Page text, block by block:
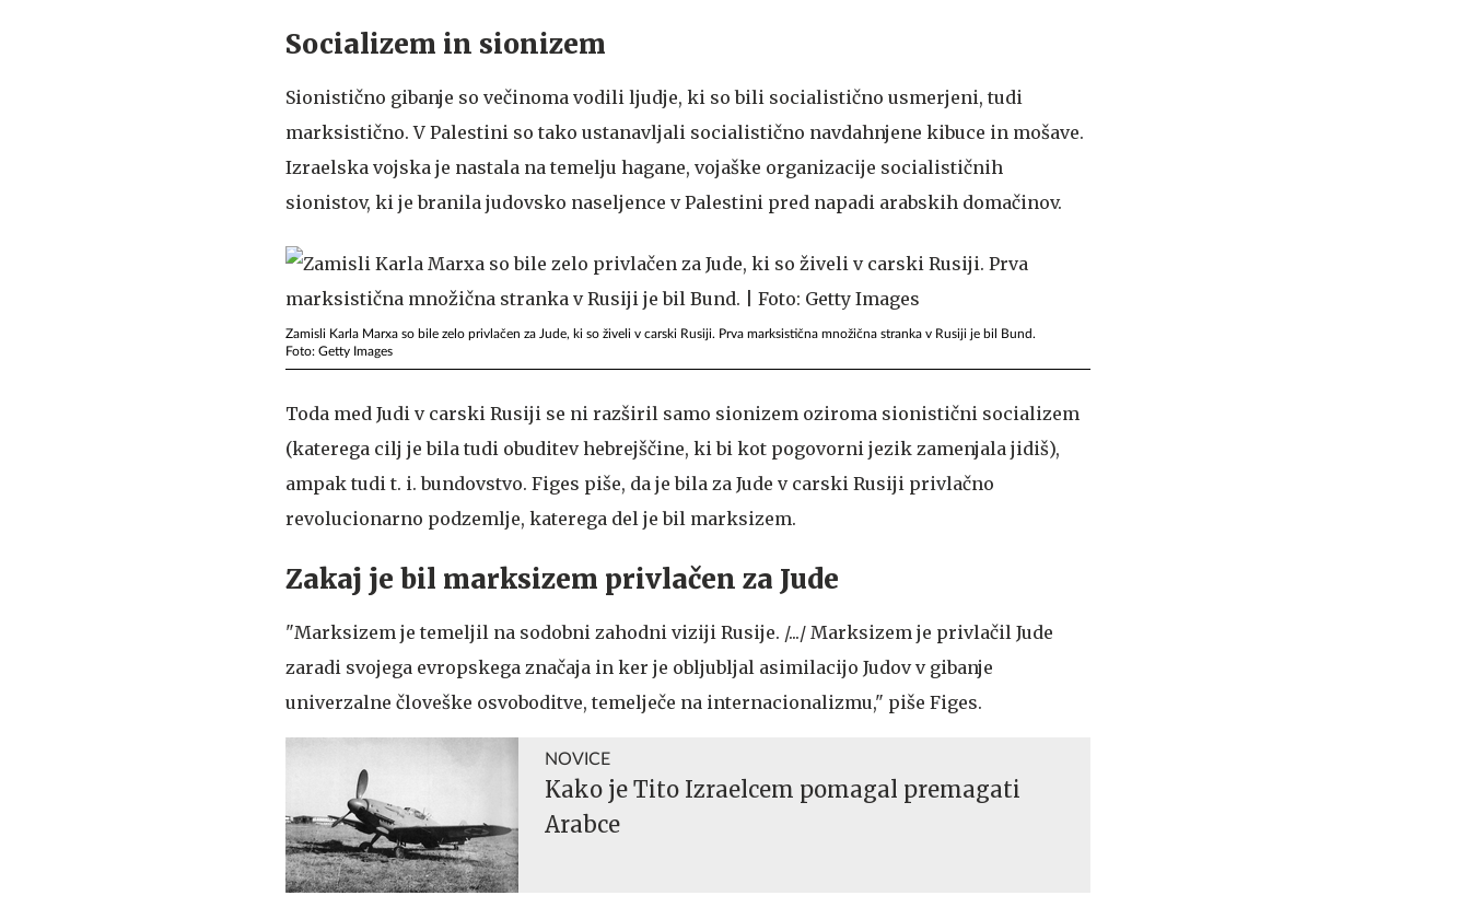
Socializem in sionizem
Sionistično gibanje so večinoma vodili ljudje, ki so bili socialistično usmerjeni, tudi
marksistično. V Palestini so tako ustanavljali socialistično navdahnjene kibuce in mošave.
Izraelska vojska je nastala na temelju hagane, vojaške organizacije socialističnih
sionistov, ki je branila judovsko naseljence v Palestini pred napadi arabskih domačinov.
Zamisli Karla Marxa so bile zelo privlačen za Jude, ki so živeli v carski Rusiji. Prva marksistična množična stranka v Rusiji je bil Bund.
Foto: Getty Images
Toda med Judi v carski Rusiji se ni razširil samo sionizem oziroma sionistični socializem
(katerega cilj je bila tudi obuditev hebrejščine, ki bi kot pogovorni jezik zamenjala jidiš),
ampak tudi t. i. bundovstvo. Figes piše, da je bila za Jude v carski Rusiji privlačno
revolucionarno podzemlje, katerega del je bil marksizem.
Zakaj je bil marksizem privlačen za Jude
"Marksizem je temeljil na sodobni zahodni viziji Rusije. /.../ Marksizem je privlačil Jude
zaradi svojega evropskega značaja in ker je obljubljal asimilacijo Judov v gibanje
univerzalne človeške osvoboditve, temelječe na internacionalizmu," piše Figes.
NOVICE
Kako je Tito Izraelcem pomagal premagati
Arabce